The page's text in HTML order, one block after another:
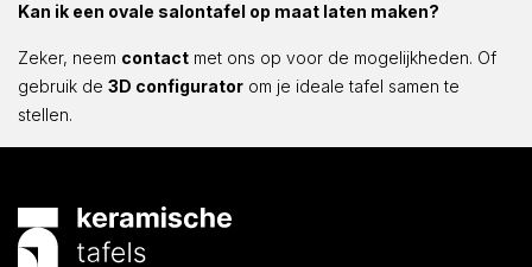
Kan ik een ovale salontafel op maat laten maken?
Zeker, neem contact met ons op voor de mogelijkheden. Of
gebruik de 3D configurator om je ideale tafel samen te
stellen.